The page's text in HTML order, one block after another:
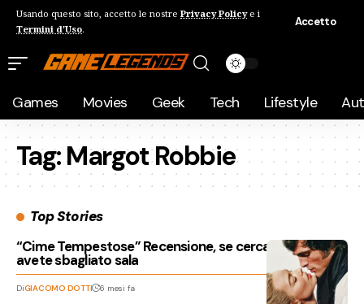
Usando questo sito, accetto le nostre Privacy Policye i
Termini d'Uso.
Accetto
Games Movies Geek Tech Lifestyle
Tag:Margot Robbie
Top Stories
“Cime Tempestose” Recensione, se cercate il libro
avete sbagliato sala
DiGIACOMO DOTTI 6 mesi fa